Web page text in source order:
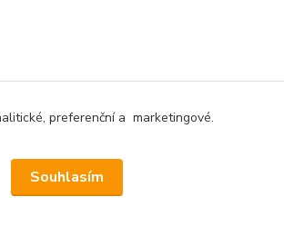
preferenční a marketingové.
Souhlasím